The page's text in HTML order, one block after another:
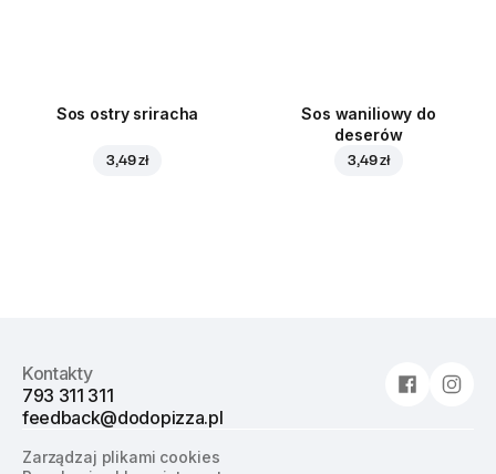
Sos ostry sriracha
3,49 zł
Sos waniliowy do
deserów
3,49 zł
Kontakty
793 311 311
feedback@dodopizza.pl
Zarządzaj plikami cookies